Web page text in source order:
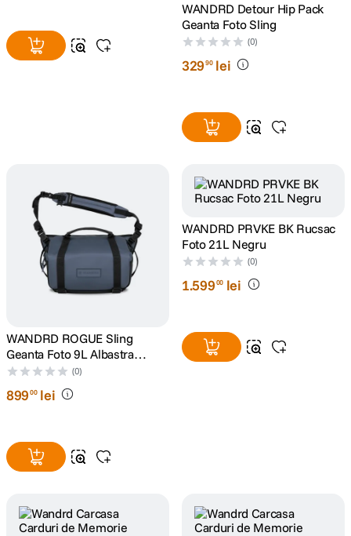
8.
WANDRD Detour Hip Pack
Geanta Foto Sling
(0)
32990 lei
WANDRD ROGUE Sling
Geanta Foto 9L Albastra
(Aegean Blue)
(0)
89900 lei
WANDRD PRVKE BK Rucsac
Foto 21L Negru
(0)
1.59900 lei